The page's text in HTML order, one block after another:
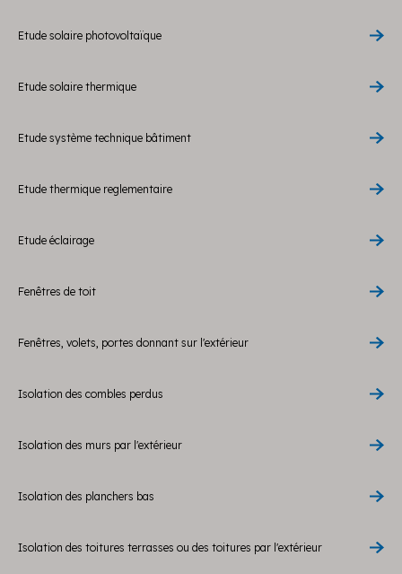
Etude solaire photovoltaïque
Etude solaire thermique
Etude système technique bâtiment
Etude thermique reglementaire
Etude éclairage
Fenêtres de toit
Fenêtres, volets, portes donnant sur l'extérieur
Isolation des combles perdus
Isolation des murs par l'extérieur
Isolation des planchers bas
Isolation des toitures terrasses ou des toitures par l'extérieur